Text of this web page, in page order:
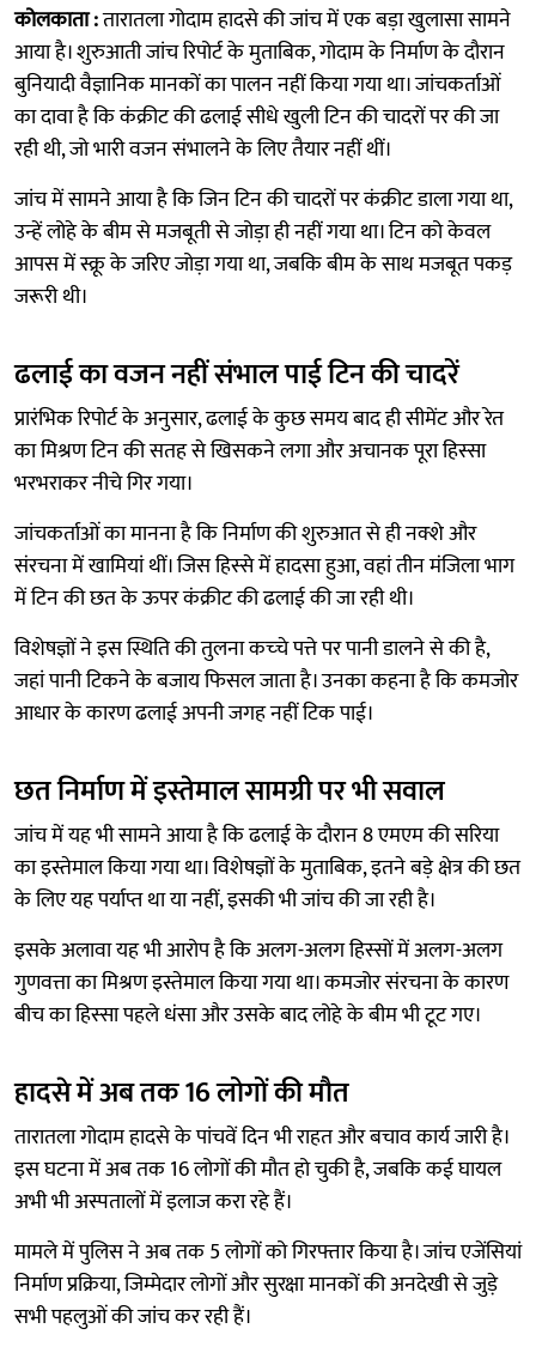
कोलकाता :तारातला गोदाम हादसे की जांच में एक बड़ा खुलासा सामने
आया है। शुरुआती जांच रिपोर्ट के मुताबिक, गोदाम के निर्माण के दौरान
बुनियादी वैज्ञानिक मानकों का पालन नहीं किया गया था। जांचकर्ताओं
का दावा है कि कंक्रीट की ढलाई सीधे खुली टिन की चादरों पर की जा
रही थी, जो भारी वजन संभालने के लिए तैयार नहीं थीं।
जांच में सामने आया है कि जिन टिन की चादरों पर कंक्रीट डाला गया था,
उन्हें लोहे के बीम से मजबूती से जोड़ा ही नहीं गया था। टिन को केवल
आपस में स्क्रू के जरिए जोड़ा गया था, जबकि बीम के साथ मजबूत पकड़
जरूरी थी।
ढलाई का वजन नहीं संभाल पाई टिन की चादरें
प्रारंभिक रिपोर्ट के अनुसार, ढलाई के कुछ समय बाद ही सीमेंट और रेत
का मिश्रण टिन की सतह से खिसकने लगा और अचानक पूरा हिस्सा
भरभराकर नीचे गिर गया।
जांचकर्ताओं का मानना है कि निर्माण की शुरुआत से ही नक्शे और
संरचना में खामियां थीं। जिस हिस्से में हादसा हुआ, वहां तीन मंजिला भाग
में टिन की छत के ऊपर कंक्रीट की ढलाई की जा रही थी।
विशेषज्ञों ने इस स्थिति की तुलना कच्‍चे पत्ते पर पानी डालने से की है,
जहां पानी टिकने के बजाय फिसल जाता है। उनका कहना है कि कमजोर
आधार के कारण ढलाई अपनी जगह नहीं टिक पाई।
छत निर्माण में इस्तेमाल सामग्री पर भी सवाल
जांच में यह भी सामने आया है कि ढलाई के दौरान 8 एमएम की सरिया
का इस्तेमाल किया गया था। विशेषज्ञों के मुताबिक, इतने बड़े क्षेत्र की छत
के लिए यह पर्याप्त था या नहीं, इसकी भी जांच की जा रही है।
इसके अलावा यह भी आरोप है कि अलग-अलग हिस्सों में अलग-अलग
गुणवत्ता का मिश्रण इस्तेमाल किया गया था। कमजोर संरचना के कारण
बीच का हिस्सा पहले धंसा और उसके बाद लोहे के बीम भी टूट गए।
हादसे में अब तक 16 लोगों की मौत
तारातला गोदाम हादसे के पांचवें दिन भी राहत और बचाव कार्य जारी है।
इस घटना में अब तक 16 लोगों की मौत हो चुकी है, जबकि कई घायल
अभी भी अस्पतालों में इलाज करा रहे हैं।
मामले में पुलिस ने अब तक 5 लोगों को गिरफ्तार किया है। जांच एजेंसियां
निर्माण प्रक्रिया, जिम्मेदार लोगों और सुरक्षा मानकों की अनदेखी से जुड़े
सभी पहलुओं की जांच कर रही हैं।